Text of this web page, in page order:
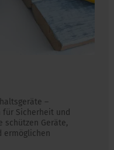
–
für Sicherheit und
schützen Geräte,
ermöglichen